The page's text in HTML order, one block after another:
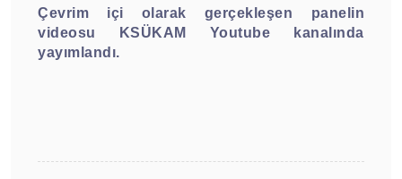
Çevrim içi olarak gerçekleşen panelin
videosu KSÜKAM Youtube kanalında
yayımlandı.